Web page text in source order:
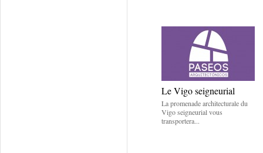
Le Vigo seigneurial
La promenade architecturale du
Vigo seigneurial vous
transportera...